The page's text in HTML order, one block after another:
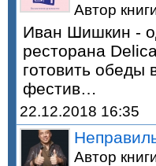
Автор
Иван Шишкин -
ресторана
готовить обеды
фестив…
22.12.2018 16:35
Автор